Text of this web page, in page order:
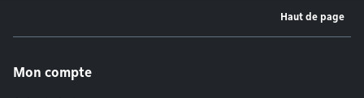
Haut de page
Mon compte